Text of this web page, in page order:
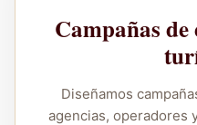
Campañas
Diseñamos
agencias, operadores